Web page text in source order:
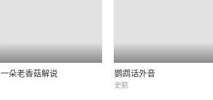
一朵老香菇解说 鹦鹉话外音
史航